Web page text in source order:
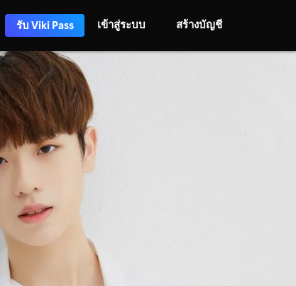
รับ Viki Pass เข้าสู่ระบบ สร้างบัญชี